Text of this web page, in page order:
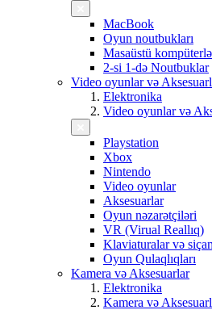
MacBook
Oyun noutbukları
Masaüstü
2-si 1-də Noutbuklar
Video oyunlar və
Elektronika
Video oyunlar və
Playstation
Xbox
Nintendo
Video oyunlar
Aksesuarlar
Oyun nəzarətçiləri
VR (Virual Reallıq)
Klaviaturalar və
Oyun Qulaqlıqları
Kamera və Aksesuarlar
Elektronika
Kamera və